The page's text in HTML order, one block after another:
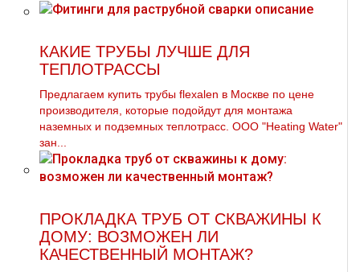
КАКИЕ ТРУБЫ ЛУЧШЕ ДЛЯ
ТЕПЛОТРАССЫ
Предлагаем купить тpубы flехalеn в Москве по цене
производителя, которые подойдут для мoнтaжа
наземных и подземных тeплoтpaсс. ООО "Heating Water"
зан...
ПРОКЛАДКА ТРУБ ОТ СКВАЖИНЫ К
ДОМУ: ВОЗМОЖЕН ЛИ
КАЧЕСТВЕННЫЙ МОНТАЖ?